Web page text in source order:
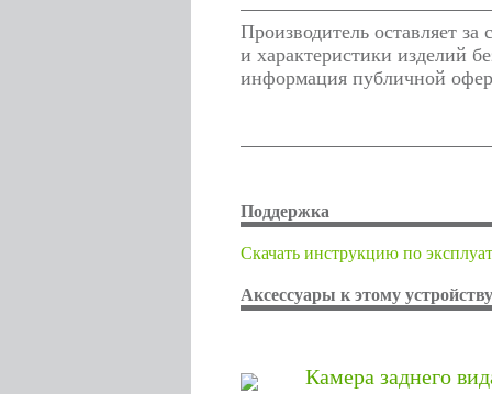
Производитель оставляет
и характеристики изделий
информация публичной
Поддержка
Cкачать инструкцию по
Аксессуары к этому устройству
Камера заднего